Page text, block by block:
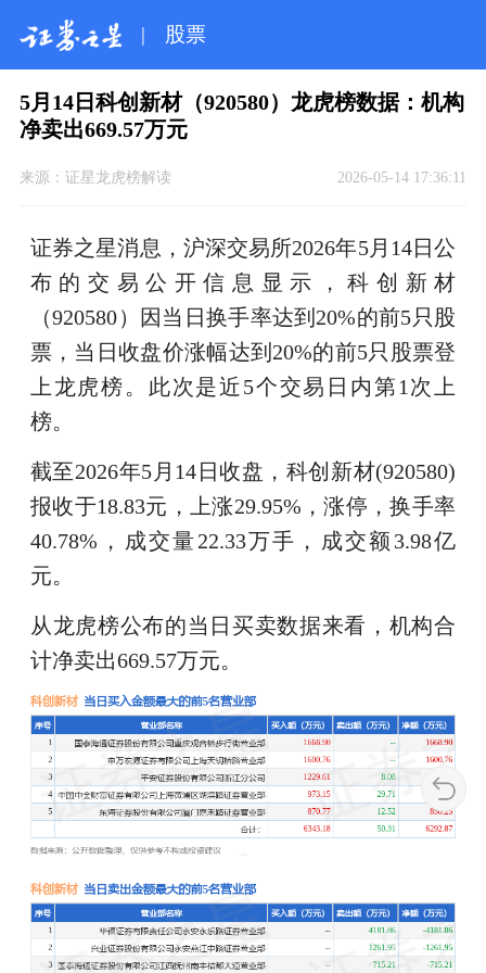
| 股票
5月14日科创新材（920580）龙虎榜数据：机构
净卖出669.57万元
来源： 证星龙虎榜解读 2026-05-14 17:36:11
证券之星消息，沪深交易所2026年5月14日公
布的交易公开信息显示，科创新材
（920580）因当日换手率达到20%的前5只股
票，当日收盘价涨幅达到20%的前5只股票登
上龙虎榜。此次是近5个交易日内第1次上
榜。
截至2026年5月14日收盘，科创新材(920580)
报收于18.83元，上涨29.95%，涨停，换手率
40.78%，成交量22.33万手，成交额3.98亿
元。
从龙虎榜公布的当日买卖数据来看，机构合
计净卖出669.57万元。